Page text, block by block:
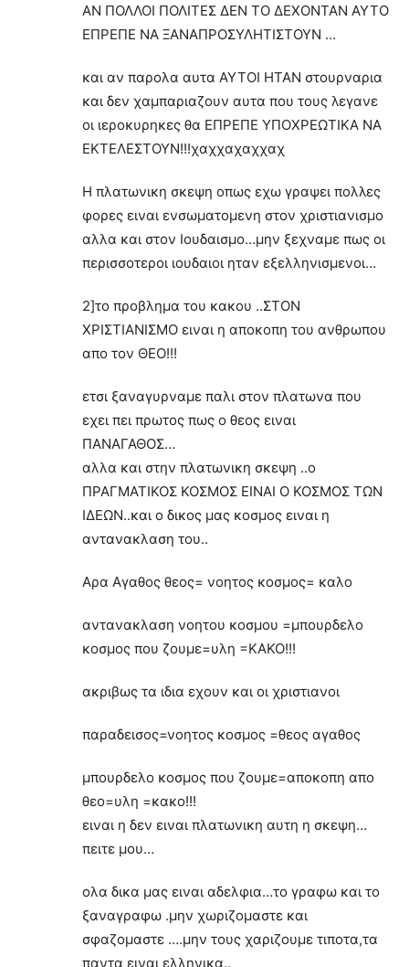
ΑΝ ΠΟΛΛΟΙ ΠΟΛΙΤΕΣ ΔΕΝ ΤΟ ΔΕΧΟΝΤΑΝ ΑΥΤΟ
ΕΠΡΕΠΕ ΝΑ ΞΑΝΑΠΡΟΣΥΛΗΤΙΣΤΟΥΝ …
και αν παρολα αυτα ΑΥΤΟΙ ΗΤΑΝ στουρναρια
και δεν χαμπαριαζουν αυτα που τους λεγανε
οι ιεροκυρηκες θα ΕΠΡΕΠΕ ΥΠΟΧΡΕΩΤΙΚΑ ΝΑ
ΕΚΤΕΛΕΣΤΟΥΝ!!!χαχχαχαχχαχ
Η πλατωνικη σκεψη οπως εχω γραψει πολλες
φορες ειναι ενσωματομενη στον χριστιανισμο
αλλα και στον Ιουδαισμο…μην ξεχναμε πως οι
περισσοτεροι ιουδαιοι ηταν εξελληνισμενοι…
2]το προβλημα του κακου ..ΣΤΟΝ
ΧΡΙΣΤΙΑΝΙΣΜΟ ειναι η αποκοπη του ανθρωπου
απο τον ΘΕΟ!!!
ετσι ξαναγυρναμε παλι στον πλατωνα που
εχει πει πρωτος πως ο θεος ειναι
ΠΑΝΑΓΑΘΟΣ…
αλλα και στην πλατωνικη σκεψη ..ο
ΠΡΑΓΜΑΤΙΚΟΣ ΚΟΣΜΟΣ ΕΙΝΑΙ Ο ΚΟΣΜΟΣ ΤΩΝ
ΙΔΕΩΝ..και ο δικος μας κοσμος ειναι η
αντανακλαση του..
Αρα Αγαθος θεος= νοητος κοσμος= καλο
αντανακλαση νοητου κοσμου =μπουρδελο
κοσμος που ζουμε=υλη =ΚΑΚΟ!!!
ακριβως τα ιδια εχουν και οι χριστιανοι
παραδεισος=νοητος κοσμος =θεος αγαθος
μπουρδελο κοσμος που ζουμε=αποκοπη απο
θεο=υλη =κακο!!!
ειναι η δεν ειναι πλατωνικη αυτη η σκεψη…
πειτε μου…
ολα δικα μας ειναι αδελφια…το γραφω και το
ξαναγραφω .μην χωριζομαστε και
σφαζομαστε ….μην τους χαριζουμε τιποτα,τα
παντα ειναι ελληνικα..